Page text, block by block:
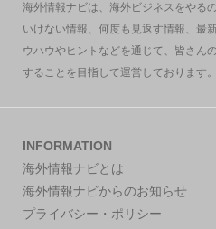
海外情報ナビは、海外ビジネスをやる
いけない情報、何度も見返す情報、最
ウハウやヒントなどを通じて、皆さん
することを目指して運営しております。
INFORMATION
海外情報ナビとは
海外情報ナビからのお知らせ
プライバシー・ポリシー